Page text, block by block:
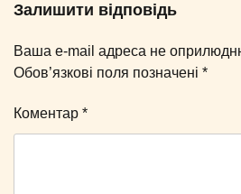
Залишити відповідь
Ваша e-mail адреса не
Обов’язкові поля позначені *
Коментар *